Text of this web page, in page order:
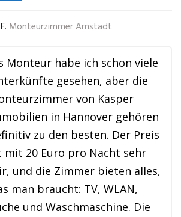
Monteurzimmer Arnstadt
Monteur habe ich schon viele
gesehen, aber die
von Kasper
in Hannover gehören
zu den besten. Der Preis
mit 20 Euro pro Nacht sehr
und die Zimmer bieten alles,
man braucht: TV, WLAN,
und Waschmaschine. Die